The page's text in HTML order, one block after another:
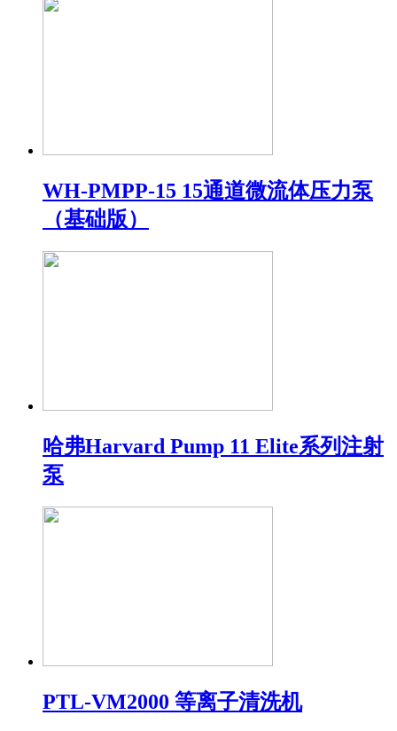
WH-PMPP-15 15通道微流体压力泵
（基础版）
哈弗Harvard Pump 11 Elite系列注射
泵
PTL-VM2000 等离子清洗机